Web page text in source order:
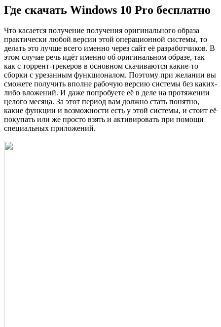
Где скачать Windows 10 Pro бесплатно
Что касается получение получения оригинального образа
практически любой версии этой операционной системы, то
делать это лучше всего именно через сайт её разработчиков. В
этом случае речь идёт именно об оригинальном образе, так
как с торрент-трекеров в основном скачиваются какие-то
сборки с урезанным функционалом. Поэтому при желании вы
сможете получить вполне рабочую версию системы без каких-
либо вложений. И даже попробуете её в деле на протяжении
целого месяца. За этот период вам должно стать понятно,
какие функции и возможности есть у этой системы, и стоит её
покупать или же просто взять и активировать при помощи
специальных приложений.